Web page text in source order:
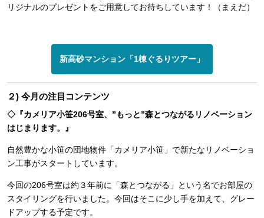
リジナルのプレゼントをご用意してお待ちしています！（まえだ）
新高砂マンション「1棟ぐるりツアー」
２) 今月の注目コンテンツ
◇『カメリア小笹206号室、”もっと”森とつながるリノベーション
はじまります。』
自然豊かな小笹の団地物件「カメリア小笹」で新たなリノベーショ
ン工事がスタートしています。
今回の206号室は約３年前に「森とつながる」という名でお部屋の
スタイリングを行いました。今回はそこに少し手を加えて、グレー
ドアップする予定です。